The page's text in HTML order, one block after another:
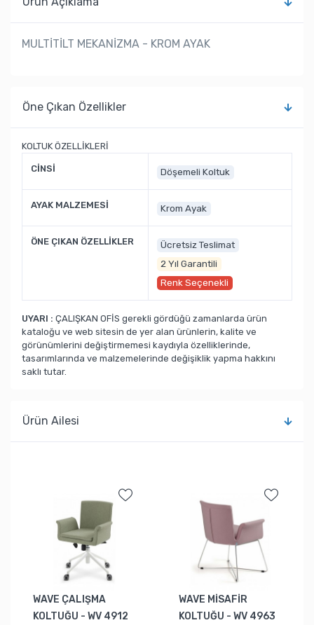
MULTİTİLT MEKANİZMA - KROM AYAK
Öne Çıkan Özellikler
KOLTUK ÖZELLİKLERİ
CİNSİ Döşemeli Koltuk
AYAK MALZEMESİ Krom Ayak
ÖNE ÇIKAN ÖZELLİKLER
Ücretsiz Teslimat
2 Yıl Garantili
Renk Seçenekli
UYARI : ÇALIŞKAN OFİS gerekli gördüğü zamanlarda ürün
kataloğu ve web sitesin de yer alan ürünlerin, kalite ve
görünümlerini değiştirmemesi kaydıyla özelliklerinde,
tasarımlarında ve malzemelerinde değişiklik yapma hakkını
saklı tutar.
Ürün Ailesi
WAVE ÇALIŞMA
KOLTUĞU - WV 4912
WAVE MİSAFİR
KOLTUĞU - WV 4963